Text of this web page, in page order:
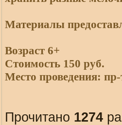
Материалы
Возраст 6+
Стоимость 150 руб.
Место проведения:
Прочитано 1274